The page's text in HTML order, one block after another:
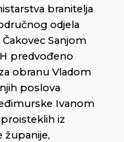
branitelja
odjela
Sanjom
predvođeno
obranu Vladom
poslova
Ivanom
iz
županije,